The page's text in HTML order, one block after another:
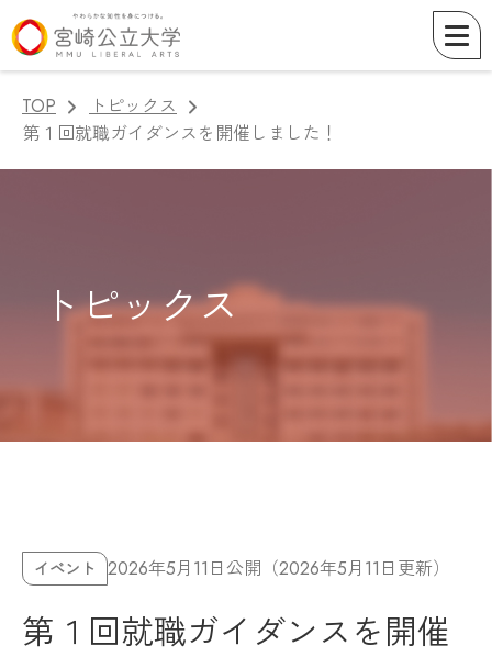
TOP
トピックス
第１回就職ガイダンスを開催しました！
トピックス
イベント 2026年5月11日公開（2026年5月11日更新）
第１回就職ガイダンスを開催